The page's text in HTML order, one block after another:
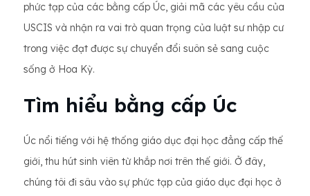
phức tạp của các bằng cấp Úc, giải mã các yêu cầu của
USCIS và nhận ra vai trò quan trọng của luật sư nhập cư
trong việc đạt được sự chuyển đổi suôn sẻ sang cuộc
sống ở Hoa Kỳ.
Tìm hiểu bằng cấp Úc
Úc nổi tiếng với hệ thống giáo dục đại học đẳng cấp thế
giới, thu hút sinh viên từ khắp nơi trên thế giới. Ở đây,
chúng tôi đi sâu vào sự phức tạp của giáo dục đại học ở